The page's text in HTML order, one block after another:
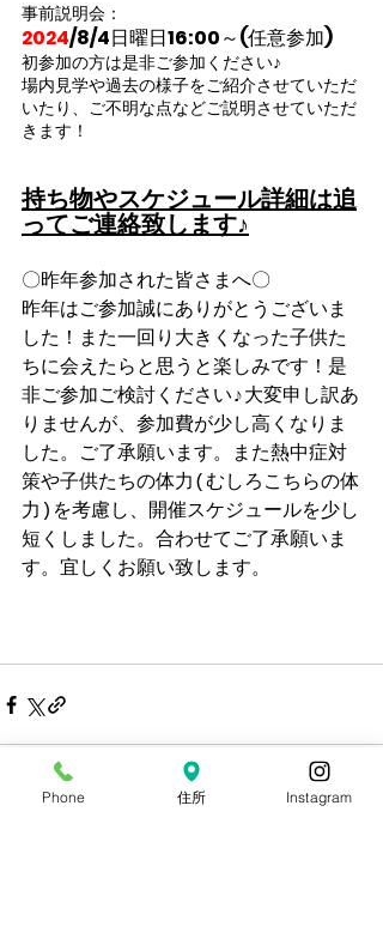
事前説明会：
2024/8/4日曜日16:00～(任意参加)
初参加の方は是非ご参加ください♪
場内見学や過去の様子をご紹介させていただ
いたり、ご不明な点などご説明させていただ
きます！
持ち物やスケジュール詳細は追
ってご連絡致します♪
〇昨年参加された皆さまへ〇
昨年はご参加誠にありがとうございま
した！また一回り大きくなった子供た
ちに会えたらと思うと楽しみです！是
非ご参加ご検討ください♪大変申し訳あ
りませんが、参加費が少し高くなりま
した。ご了承願います。また熱中症対
策や子供たちの体力(むしろこちらの体
力)を考慮し、開催スケジュールを少し
短くしました。合わせてご了承願いま
す。宜しくお願い致します。
Phone 住所 Instagram